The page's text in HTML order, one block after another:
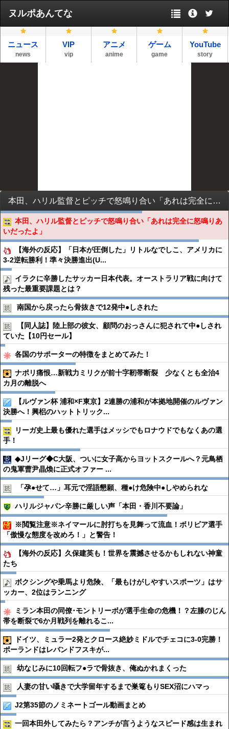
ヌルポあんてな
ニュース
news
VIP
vip
アニメ
anime
ゲーム
game
YouTube
story
本田、ハリル監督とピッチで怒鳴り合い「あれは完全に怒鳴りあいだったよ」
本田、ハリル監督とピッチで怒鳴り合い「あれは完全に怒鳴りあ
いだったよ」
【海外の反応】「日本が圧倒した」リトルなでしこ、アメリカに
3-2逆転勝利！準々決勝進出(U...
イラクに辛勝したサッカー日本代表。オーストラリア戦に向けて
残った最重要課題とは？
南国から戻ったら骨抜きで12発中●︎しされた
【同人誌】陸上部の彼女、顧問のおっさんに犯されて中●︎しされ
ていた【10円セール】
各国のサポーターの特徴をまとめてみた！
ナポリ痛恨…新戦力ミリクが前十字靭帯断裂 少なくとも全治4
カ月の離脱へ
【ルヴァン杯 浦和×F東京】2連勝の浦和が本拠地開催のルヴァン
決勝へ！興梠のハットトリック...
リーガ史上最も優れた選手はメッシでもロナウドでもなくあの選
手！
◆Jリーグ◆C大阪、ついに女子高からヨットスクールへ？元鳥栖
の鬼軍曹尹晶煥に正式オファー ...
「孕●︎せて…」耳元で淫語懇願、種●︎け危険中●︎しやめられな
ハリルジャパン辛勝に厳しい声「本田・香川不要論」
※閲覧注意※ネイマールに肘打ちを見舞って流血！ボリビア選手
「傲慢な態度を改めろ！」と警告！
【海外の反応】久保建英も！世界を震撼させるかもしれない神童
たち
ボクシングや乗馬より危険、「最もけがしやすいスポーツ」はサ
ッカー、2位はランニング
ミラン本田の同僚･モントリーボが選手生命の危機！？左膝のじん
帯を断裂で6か月戦列を離れるこ...
ドイツ、ミュラー2発とクロース絶妙ミドルでチェコに3-0完勝！
ポーランドはレバンドフスキが...
幼なじみに10回転フ●︎ラで骨抜き、俺ぬかれまくった
人妻の甘い囁きで大学留年するまで巣篭もりSEX沼にハマっ
J2第35節のノミネートゴール動画まとめ
一回本田外してみたら？アンチが言うようなスピード感は生まれ